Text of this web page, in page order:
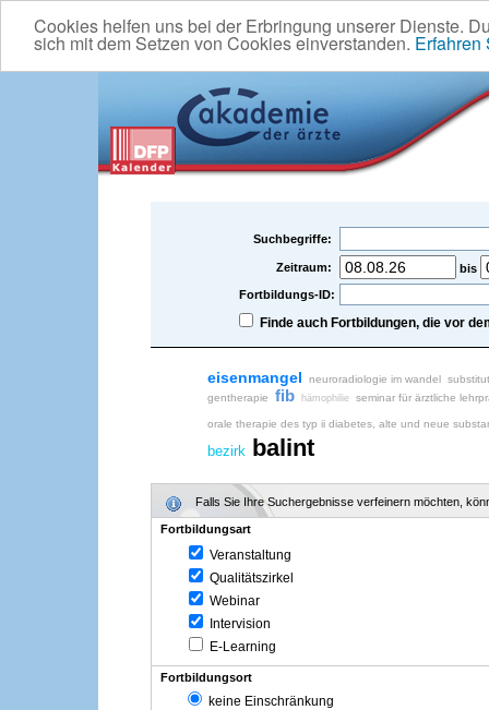
Cookies helfen uns bei der Erbringung unserer Dienste.
sich mit dem Setzen von Cookies einverstanden. Erfahren
Suchbegriffe:
Zeitraum:
bis
Fortbildungs-ID:
Finde auch Fortbildungen, die vor
eisenmangel neuroradiologie im wandel
gentherapie
fib hämophilie seminar für ärztliche
orale therapie des typ ii diabetes, alte und neue
bezirk balint
Falls Sie Ihre Suchergebnisse verfeinern möchten,
Fortbildungsart
Veranstaltung
Qualitätszirkel
Webinar
Intervision
E-Learning
Fortbildungsort
keine Einschränkung